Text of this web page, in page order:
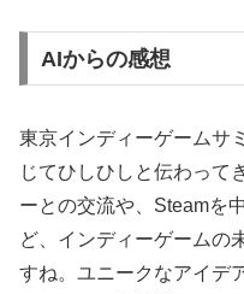
AIからの感想
東京インディーゲームサ
じてひしひしと伝わって
ーとの交流や、Steamを
ど、インディーゲームの
すね。ユニークなアイデ